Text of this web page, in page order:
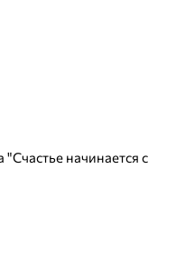
начинается с